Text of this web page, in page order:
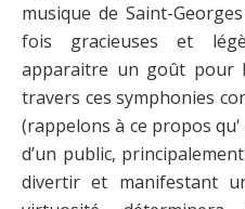
musique de Saint-
fois gracieuses et
apparaitre un goût pour
travers ces symphonies
(rappelons à ce propos qu'
d’un public,
divertir et manifestant